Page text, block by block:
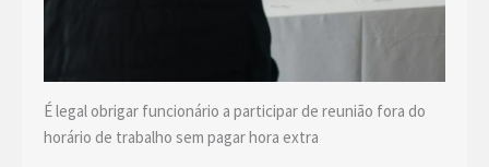
É legal obrigar funcionário a participar de reunião fora do
horário de trabalho sem pagar hora extra